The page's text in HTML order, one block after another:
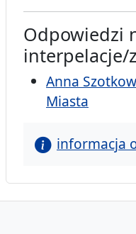
Odpowiedzi
interpelacje/
Anna
Miasta
informacja